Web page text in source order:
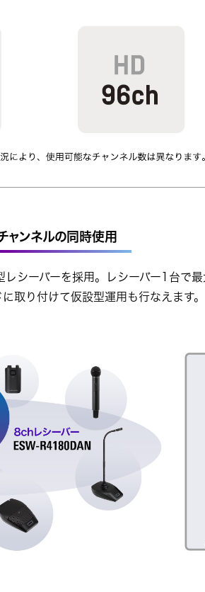
ャンネルの同時使用
シーバーを採用。レシーバー1台で
取り付けて仮設型運用も行なえます。